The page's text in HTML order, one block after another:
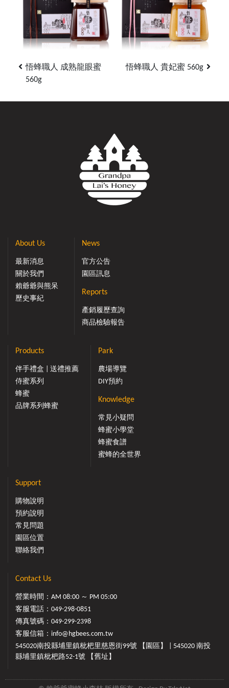
悟蜂職人 成熟龍眼蜜
560g
悟蜂職人 貴妃蜜 560g
About Us
最新消息
關於我們
賴爺爺與熊呆
歷史事紀
News
官方公告
園區訊息
Reports
產銷履歷查詢
商品檢驗報告
Products
伴手禮盒 | 送禮推薦
侍蜜系列
蜂蜜
品牌系列蜂蜜
Park
農場導覽
DIY預約
Knowledge
常見小疑問
蜂蜜小學堂
蜂蜜食譜
蜜蜂的全世界
Support
購物說明
預約說明
常見問題
園區位置
聯絡我們
Contact Us
營業時間：AM 08:00 ～ PM 05:00
客服電話： 049-298-0851
傳真號碼：049-299-2398
客服信箱： info@hgbees.com.tw
545020南投縣埔里鎮枇杷里慈恩街99號 【園區】 | 545020 南投
縣埔里鎮枇杷路52-1號 【舊址】